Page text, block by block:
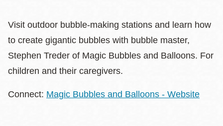
Visit outdoor bubble-making stations and learn how
to create gigantic bubbles with bubble master,
Stephen Treder of Magic Bubbles and Balloons. For
children and their caregivers.
Connect: Magic Bubbles and Balloons - Website